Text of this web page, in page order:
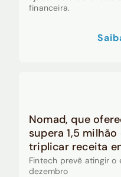
financeira.
Nomad, que
supera 1,5
triplicar receita
Fintech prevê atingir
dezembro